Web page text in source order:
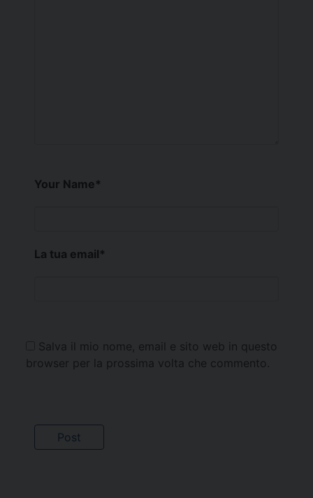
Your Name*
La tua email*
Salva il mio nome, email e sito web in questo
browser per la prossima volta che commento.